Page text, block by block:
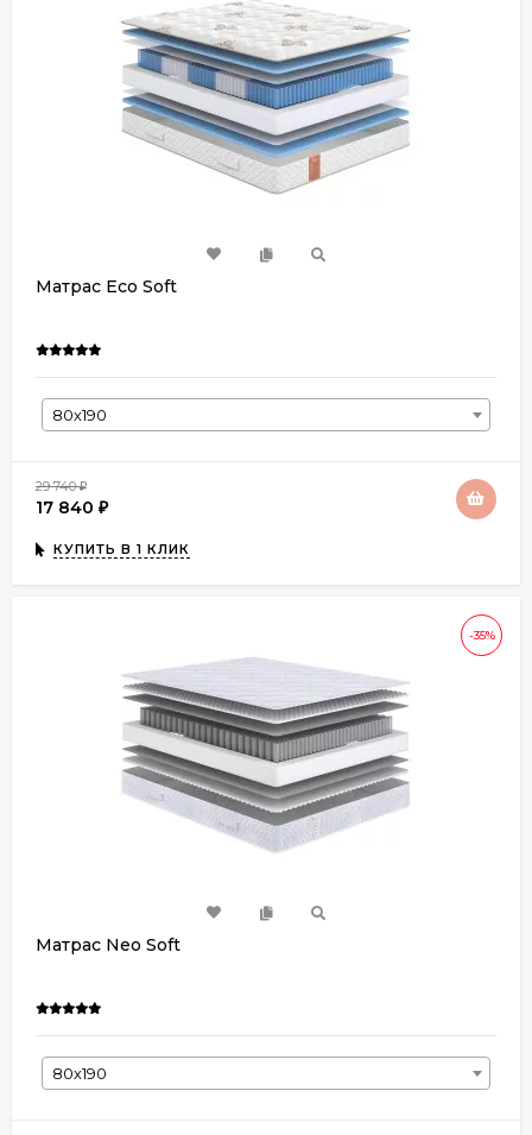
Матрас Eco Soft
80х190
29 740₽
17 840 ₽
КУПИТЬ В 1 КЛИК
-35%
Матрас Neo Soft
80х190